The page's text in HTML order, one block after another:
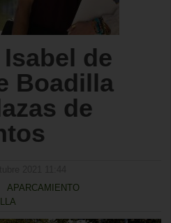
de
Boadilla
de
APARCAMIENTO